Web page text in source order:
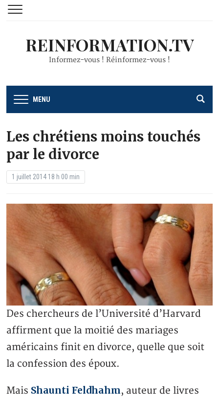
REINFORMATION.TV
Informez-vous ! Réinformez-vous !
MENU
Les chrétiens moins touchés
par le divorce
1 juillet 2014 18 h 00 min
Des chercheurs de l’Université d’Harvard
affirment que la moitié des mariages
américains finit en divorce, quelle que soit
la confession des époux.
Mais Shaunti Feldhahm, auteur de livres